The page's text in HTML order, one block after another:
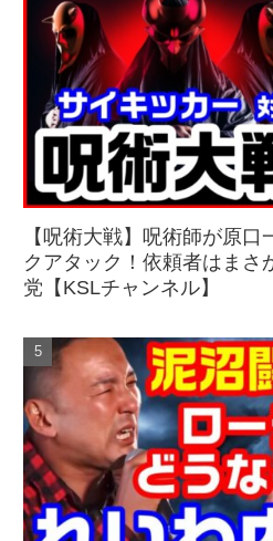
【呪術大戦】呪術師が原口
クアタック！依頼者はまさ
党【KSLチャンネル】